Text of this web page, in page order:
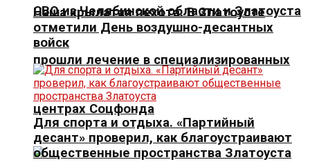
СВО из Челябинской области и Златоуста
прошли лечение в специализированных
центрах Соцфонда
Наша крылатая пехота. В Златоусте
отметили День воздушно-десантных
войск
Для спорта и отдыха. «Партийный
десант» проверил, как благоустраивают
общественные пространства Златоуста